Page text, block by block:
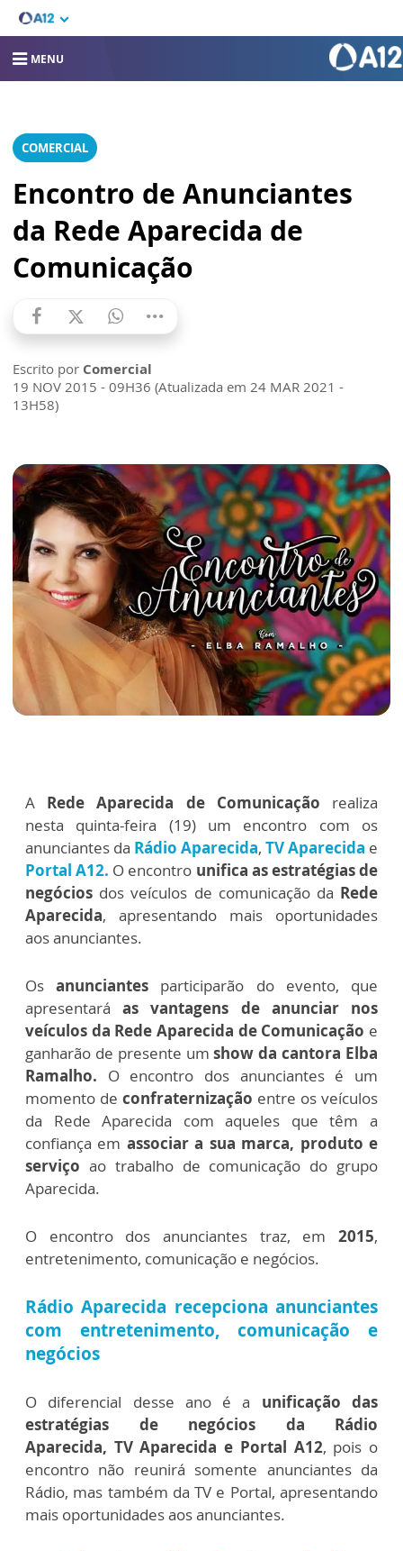
MENU
COMERCIAL
Encontro de Anunciantes
da Rede Aparecida de
Comunicação
Escrito por Comercial
19 NOV 2015 - 09H36 (Atualizada em 24 MAR 2021 -
13H58)
A Rede Aparecida de Comunicação realiza
nesta quinta-feira (19) um encontro com os
anunciantes da Rádio Aparecida, TV Aparecida e
Portal A12. O encontro unifica as estratégias de
negócios dos veículos de comunicação da Rede
Aparecida, apresentando mais oportunidades
aos anunciantes.
Osanunciantes participarão do evento, que
apresentaráas vantagens de anunciar nos
veículos da Rede Aparecida de Comunicação e
ganharão de presente umshow da cantora Elba
Ramalho. O encontro dos anunciantes é um
momento de confraternização entre os veículos
da Rede Aparecida com aqueles que têm a
confiança em associar a sua marca, produto e
serviço ao trabalho de comunicação do grupo
Aparecida.
O encontro dos anunciantes traz, em 2015,
entretenimento, comunicação e negócios.
Rádio Aparecida recepciona anunciantes
com entretenimento, comunicação e
negócios
O diferencial desse ano é a unificação das
estratégias de negócios da Rádio
Aparecida, TV Aparecida e Portal A12, pois o
encontro não reunirá somente anunciantes da
Rádio, mas também da TV e Portal, apresentando
mais oportunidades aos anunciantes.